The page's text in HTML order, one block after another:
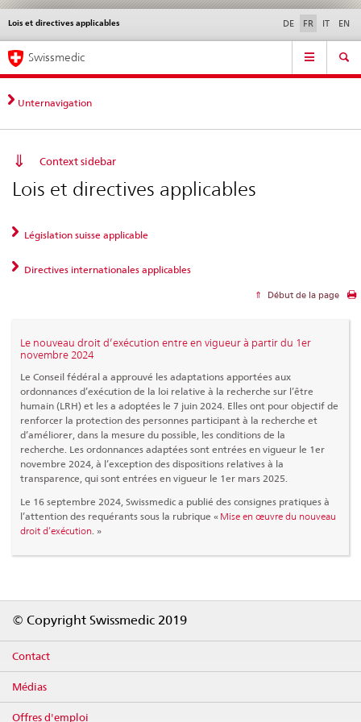
Navigation
directe:
actualités,
bases
contact
Actualités & Mises à
normes
Contact | Support &
aide
Lois et directives applicables DE FR IT EN
Service
Navigation
Swissmedic
Unternavigation
Context sidebar
Lois et directives applicables
Législation suisse applicable
Directives internationales applicables
Début de la page
Le nouveau droit d’exécution entre en vigueur à partir du 1er
novembre 2024
Le Conseil fédéral a approuvé les adaptations apportées aux
ordonnances d’exécution de la loi relative à la recherche sur l’être
humain (LRH) et les a adoptées le 7 juin 2024. Elles ont pour objectif de
renforcer la protection des personnes participant à la recherche et
d’améliorer, dans la mesure du possible, les conditions de la
recherche. Les ordonnances adaptées sont entrées en vigueur le 1er
novembre 2024, à l’exception des dispositions relatives à la
transparence, qui sont entrées en vigueur le 1er mars 2025.
Le 16 septembre 2024, Swissmedic a publié des consignes pratiques à
l’attention des requérants sous la rubrique « Mise en œuvre du nouveau
droit d’exécution. »
© Copyright Swissmedic 2019
Contact
Médias
Offres d'emploi